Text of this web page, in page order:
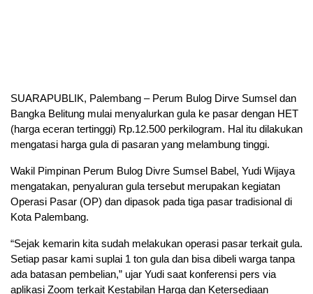
SUARAPUBLIK, Palembang – Perum Bulog Dirve Sumsel dan
Bangka Belitung mulai menyalurkan gula ke pasar dengan HET
(harga eceran tertinggi) Rp.12.500 perkilogram. Hal itu dilakukan
mengatasi harga gula di pasaran yang melambung tinggi.
Wakil Pimpinan Perum Bulog Divre Sumsel Babel, Yudi Wijaya
mengatakan, penyaluran gula tersebut merupakan kegiatan
Operasi Pasar (OP) dan dipasok pada tiga pasar tradisional di
Kota Palembang.
“Sejak kemarin kita sudah melakukan operasi pasar terkait gula.
Setiap pasar kami suplai 1 ton gula dan bisa dibeli warga tanpa
ada batasan pembelian,” ujar Yudi saat konferensi pers via
aplikasi Zoom terkait Kestabilan Harga dan Ketersediaan